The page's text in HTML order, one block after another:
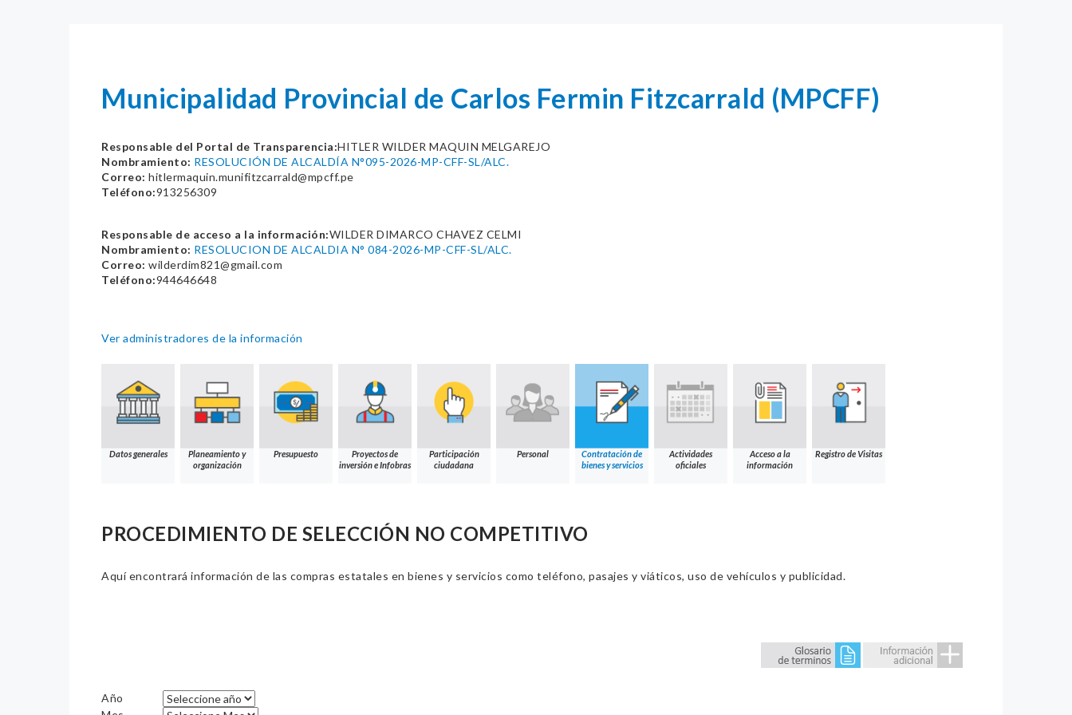
Municipalidad Provincial de Carlos Fermin Fitzcarrald (MPCFF)
Responsable del Portal de Transparencia:HITLER WILDER MAQUIN MELGAREJO
Nombramiento: RESOLUCIÓN DE ALCALDÍA N°095-2026-MP-CFF-SL/ALC.
Correo: hitlermaquin.munifitzcarrald@mpcff.pe
Teléfono:913256309
Responsable de acceso a la información:WILDER DIMARCO CHAVEZ CELMI
Nombramiento: RESOLUCION DE ALCALDIA N° 084-2026-MP-CFF-SL/ALC.
Correo: wilderdim821@gmail.com
Teléfono:944646648
Ver administradores de la información
Datos generales
Planeamiento y
organización
Presupuesto
Proyectos de
inversión e Infobras
Participación
ciudadana
Personal
Contratación de
bienes y servicios
Actividades
oficiales
Acceso a la
información
Registro de Visitas
PROCEDIMIENTO DE SELECCIÓN NO COMPETITIVO
Aquí encontrará información de las compras estatales en bienes y servicios como teléfono, pasajes y viáticos, uso de vehículos y publicidad.
Año